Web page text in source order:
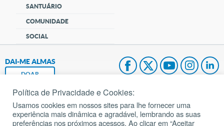
SANTUÁRIO
COMUNIDADE
SOCIAL
DAI-ME ALMAS
DOAR
Fundação João Paulo II
Pedido de Oração
Política de Privacidade e Cookies:
Usamos cookies em nossos sites para lhe fornecer uma
experiência mais dinâmica e agradável, lembrando as suas
preferências nos próximos acessos. Ao clicar em “Aceitar